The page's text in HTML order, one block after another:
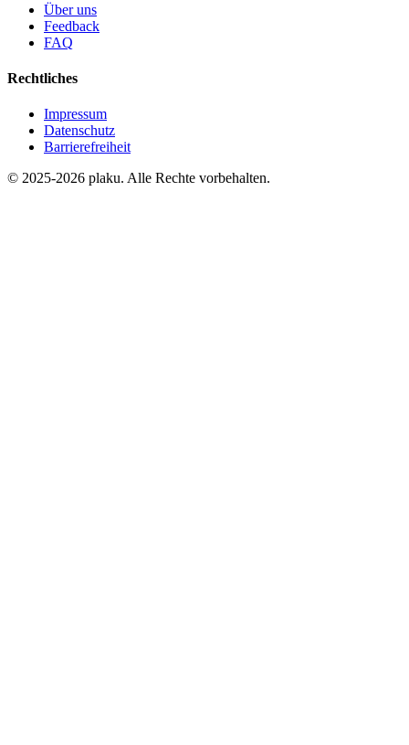
Über uns
Feedback
FAQ
Rechtliches
Impressum
Datenschutz
Barrierefreiheit
© 2025-2026 plaku. Alle Rechte vorbehalten.